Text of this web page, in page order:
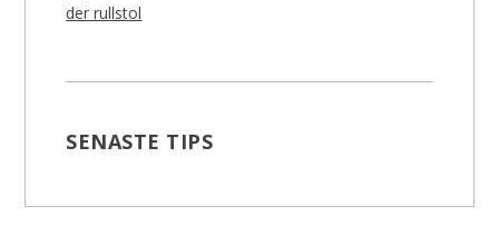
der rullstol
SENASTE TIPS